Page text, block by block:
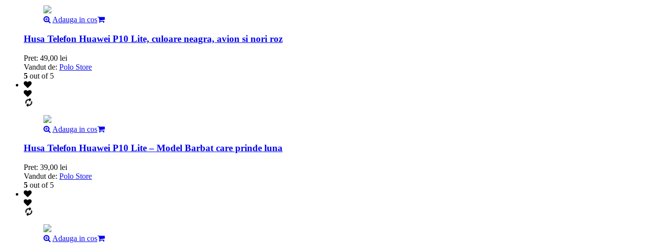
Adauga in cos
Husa Telefon Huawei P10 Lite, culoare neagra, avion si nori roz
Pret: 49,00 lei
Vandut de: Polo Store
5 out of 5
Adauga in cos
Husa Telefon Huawei P10 Lite – Model Barbat care prinde luna
Pret: 39,00 lei
Vandut de: Polo Store
5 out of 5
Adauga in cos